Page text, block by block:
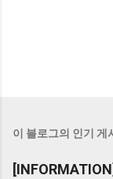
이 블로그의 인기 게